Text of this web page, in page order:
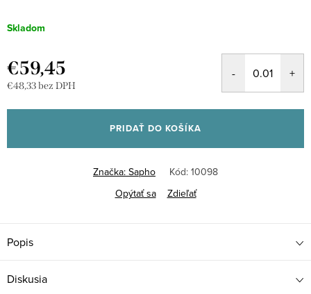
Skladom
€59,45
€48,33 bez DPH
cena:
PRIDAŤ DO KOŠÍKA
Značka: Sapho Kód: 10098
Opýtať sa
Zdieľať
Popis
Diskusia